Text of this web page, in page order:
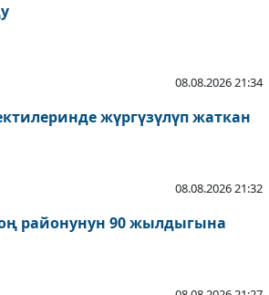
08.08.2026 21:34
жүргүзүлүп жаткан
08.08.2026 21:32
районунун 90 жылдыгына